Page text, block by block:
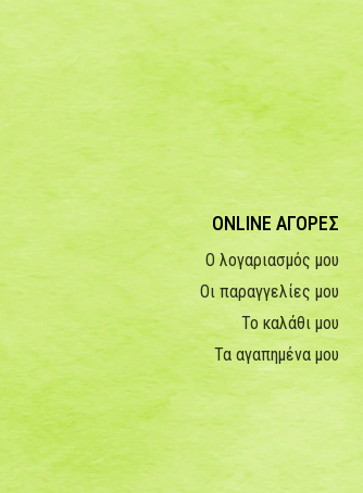
ONLINE ΑΓΟΡΕΣ
Ο λογαριασμός μου
Οι παραγγελίες μου
Το καλάθι μου
Τα αγαπημένα μου